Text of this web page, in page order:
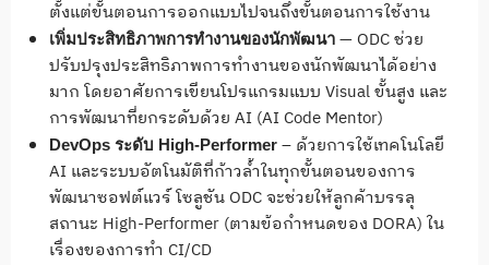
ตั้งแต่ขั้นตอนการออกแบบไปจนถึงขั้นตอนการใช้งาน
เพิ่มประสิทธิภาพการทำงานของนักพัฒนา — ODC ช่วย
ปรับปรุงประสิทธิภาพการทำงานของนักพัฒนาได้อย่าง
มาก โดยอาศัยการเขียนโปรแกรมแบบ Visual ขั้นสูง และ
การพัฒนาที่ยกระดับด้วย AI (AI Code Mentor)
DevOps ระดับ High-Performer – ด้วยการใช้เทคโนโลยี
AI และระบบอัตโนมัติที่ก้าวล้ำในทุกขั้นตอนของการ
พัฒนาซอฟต์แวร์ โซลูชัน ODC จะช่วยให้ลูกค้าบรรลุ
สถานะ High-Performer (ตามข้อกำหนดของ DORA) ใน
เรื่องของการทำ CI/CD